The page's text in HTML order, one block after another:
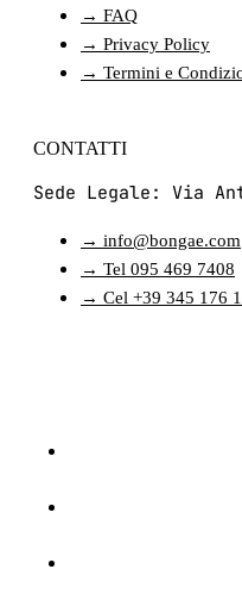
→ FAQ
→ Privacy Policy
→ Termini e
CONTATTI
Sede Legale: Via
→ info@bongae.com
→ Tel 095 469 7408
→ Cel +39 345 176